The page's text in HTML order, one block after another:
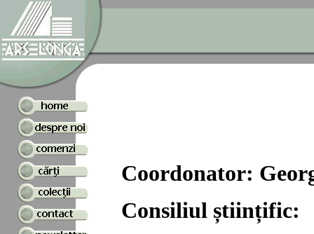
Coordonator:
Consiliul științific: